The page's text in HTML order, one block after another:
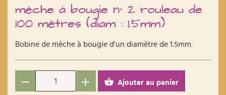
mèche à bougie n° 2 rouleau de
100 mètres (diam : 1.5mm)
Bobine de mèche à bougie d'un diamètre de 1.5mm.
Ajouter au panier